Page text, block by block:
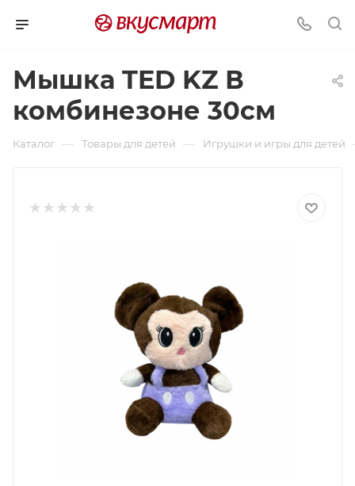
Мышка TED KZ В
комбинезоне 30см
Каталог — Товары для детей — Игрушки и игры для детей